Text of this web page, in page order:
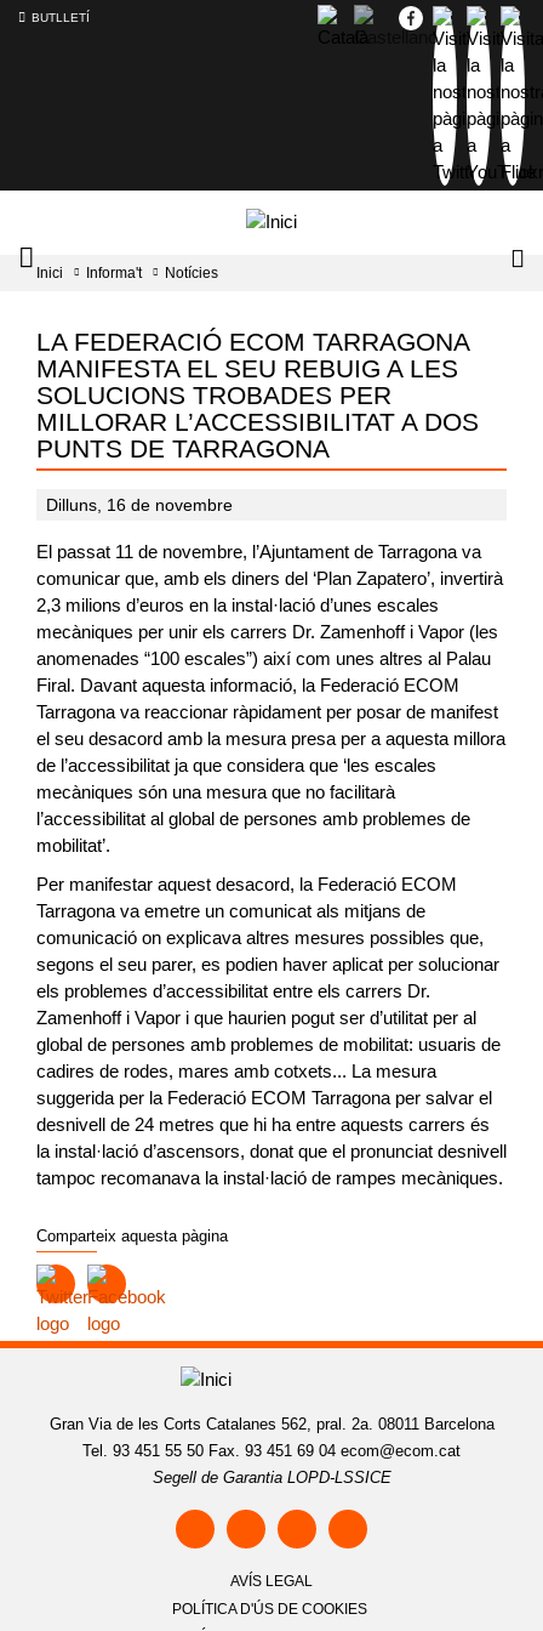
BUTLLETÍ
Mobile
menu
Inici Informa't Notícies
LA FEDERACIÓ ECOM TARRAGONA
MANIFESTA EL SEU REBUIG A LES
SOLUCIONS TROBADES PER
MILLORAR L’ACCESSIBILITAT A DOS
PUNTS DE TARRAGONA
Dilluns, 16 de novembre
El passat 11 de novembre, l’Ajuntament de Tarragona va
comunicar que, amb els diners del ‘Plan Zapatero’, invertirà
2,3 milions d’euros en la instal·lació d’unes escales
mecàniques per unir els carrers Dr. Zamenhoff i Vapor (les
anomenades “100 escales”) així com unes altres al Palau
Firal. Davant aquesta informació, la Federació ECOM
Tarragona va reaccionar ràpidament per posar de manifest
el seu desacord amb la mesura presa per a aquesta millora
de l’accessibilitat ja que considera que ‘les escales
mecàniques són una mesura que no facilitarà
l’accessibilitat al global de persones amb problemes de
mobilitat’.
Per manifestar aquest desacord, la Federació ECOM
Tarragona va emetre un comunicat als mitjans de
comunicació on explicava altres mesures possibles que,
segons el seu parer, es podien haver aplicat per solucionar
els problemes d’accessibilitat entre els carrers Dr.
Zamenhoff i Vapor i que haurien pogut ser d’utilitat per al
global de persones amb problemes de mobilitat: usuaris de
cadires de rodes, mares amb cotxets... La mesura
suggerida per la Federació ECOM Tarragona per salvar el
desnivell de 24 metres que hi ha entre aquests carrers és
la instal·lació d’ascensors, donat que el pronunciat desnivell
tampoc recomanava la instal·lació de rampes mecàniques.
Comparteix aquesta pàgina
Gran Via de les Corts Catalanes 562, pral. 2a. 08011 Barcelona
Tel. 93 451 55 50 Fax. 93 451 69 04 ecom@ecom.cat
Segell de Garantia LOPD-LSSICE
AVÍS LEGAL
POLÍTICA D'ÚS DE COOKIES